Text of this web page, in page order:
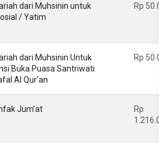
dari Muhsinin untuk
/ Yatim
Rp
dari Muhsinin Untuk
Buka Puasa Santriwati
Al Qur’an
Rp
Jum’at
Rp